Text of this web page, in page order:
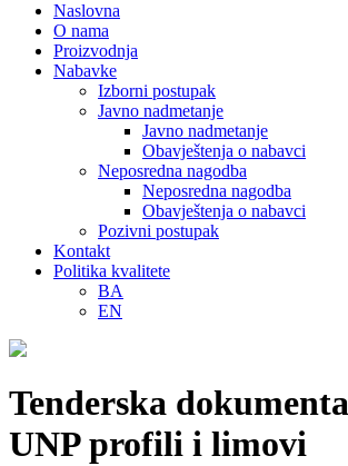
Naslovna
O nama
Proizvodnja
Nabavke
Izborni postupak
Javno nadmetanje
Javno nadmetanje
Obavještenja o nabavci
Neposredna nagodba
Neposredna nagodba
Obavještenja o nabavci
Pozivni postupak
Kontakt
Politika kvalitete
BA
EN
Tenderska
UNP profili i limovi